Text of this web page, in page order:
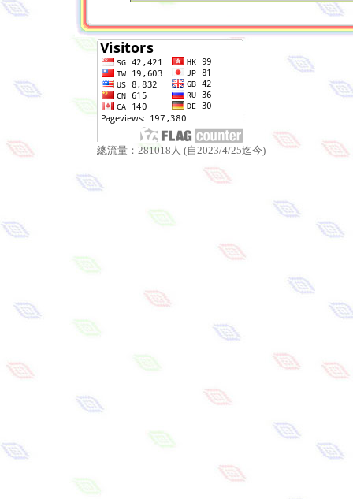
總流量：281018人 (自2023/4/25迄今)